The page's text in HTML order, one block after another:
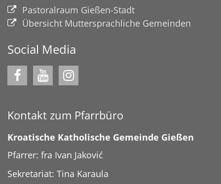
Pastoralraum Gießen-Stadt
Übersicht Muttersprachliche Gemeinden
Social Media
Kontakt zum Pfarrbüro
Kroatische Katholische Gemeinde Gießen
Pfarrer: fra Ivan Jaković
Sekretariat: Tina Karaula